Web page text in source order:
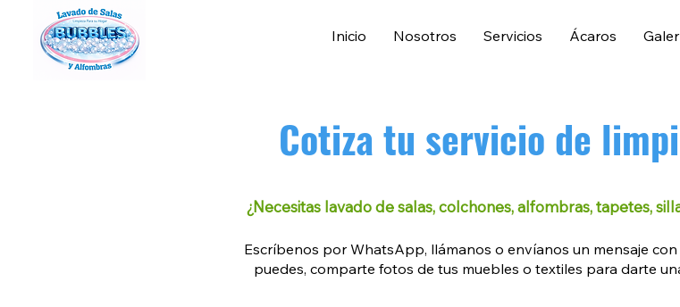
Inicio Nosotros Servicios Ácaros
Cotiza tu servicio de
¿Necesitas lavado de salas, colchones, alfombras, tapetes,
Escríbenos por WhatsApp, llámanos o envíanos un mensaje
puedes, comparte fotos de tus muebles o textiles para darte